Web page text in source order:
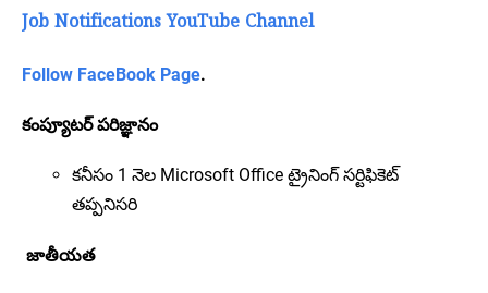
Job Notifications YouTube Channel
Follow FaceBook Page.
కంప్యూటర్ పరిజ్ఞానం
కనీసం 1 నెల Microsoft Office ట్రైనింగ్ సర్టిఫికెట్
తప్పనిసరి
జాతీయత